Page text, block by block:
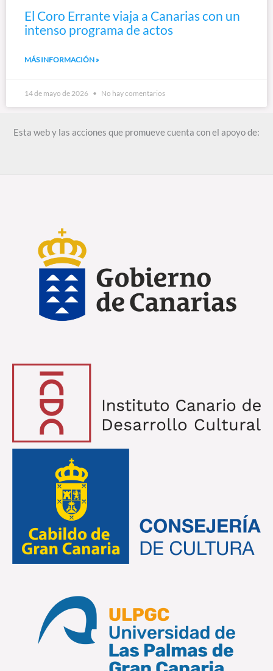
El Coro Errante viaja a Canarias con un
intenso programa de actos
MÁS INFORMACIÓN »
14 de mayo de 2026 No hay comentarios
Esta web y las acciones que promueve cuenta con el apoyo de: